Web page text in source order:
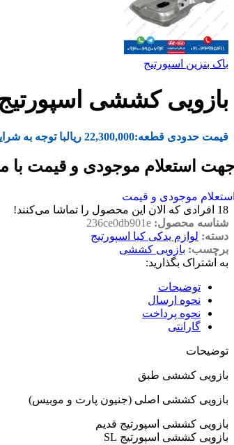
باک بنزین اسپورتیج
بازویی کششی
قیمت حدودی قطعه:22,300,000 ریالبا توجه به
استعلام موجودی و قیمت با
موجودی و قیمت
18 افرادی که الان این محصول را تماشا می‌کنند!
شناسه محصول: 236ce0db901e
دسته: لوازم یدکی کیا اسپورتیج
برچسب: بازویی کششی
به اشتراک بگذارید:
توضیحات
نحوه ارسال
نحوه پرداخت
گارانتی
توضیحات
بازویی کششی طبق
بازویی کششی اصلی (جنیون پارت و موبیس)
بازویی کششی اسپورتیج قدیم
بازویی کششی اسپورتیج SL